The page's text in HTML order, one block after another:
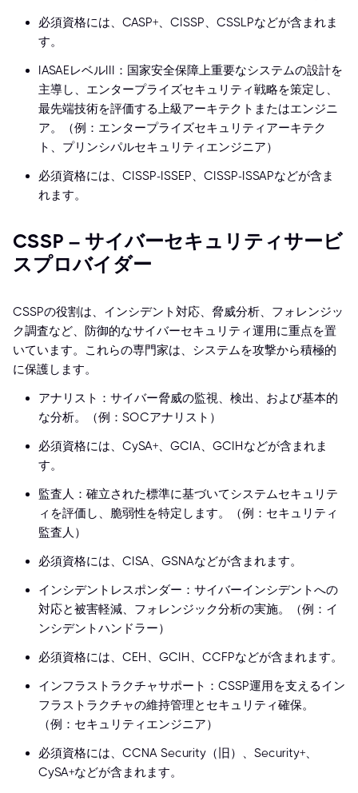
必須資格には、CASP+、CISSP、CSSLPなどが含まれま
す。
IASAEレベルIII：国家安全保障上重要なシステムの設計を
主導し、エンタープライズセキュリティ戦略を策定し、
最先端技術を評価する上級アーキテクトまたはエンジニ
ア。（例：エンタープライズセキュリティアーキテク
ト、プリンシパルセキュリティエンジニア）
必須資格には、CISSP-ISSEP、CISSP-ISSAPなどが含ま
れます。
CSSP – サイバーセキュリティサービ
スプロバイダー
CSSPの役割は、インシデント対応、脅威分析、フォレンジッ
ク調査など、防御的なサイバーセキュリティ運用に重点を置
いています。これらの専門家は、システムを攻撃から積極的
に保護します。
アナリスト：サイバー脅威の監視、検出、および基本的
な分析。（例：SOCアナリスト）
必須資格には、CySA+、GCIA、GCIHなどが含まれま
す。
監査人：確立された標準に基づいてシステムセキュリテ
ィを評価し、脆弱性を特定します。（例：セキュリティ
監査人）
必須資格には、CISA、GSNAなどが含まれます。
インシデントレスポンダー：サイバーインシデントへの
対応と被害軽減、フォレンジック分析の実施。（例：イ
ンシデントハンドラー）
必須資格には、CEH、GCIH、CCFPなどが含まれます。
インフラストラクチャサポート：CSSP運用を支えるイン
フラストラクチャの維持管理とセキュリティ確保。
（例：セキュリティエンジニア）
必須資格には、CCNA Security（旧）、Security+、
CySA+などが含まれます。